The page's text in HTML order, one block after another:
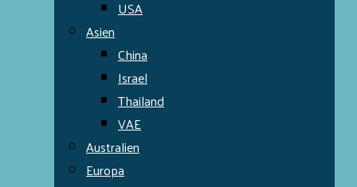
USA
Asien
China
Israel
Thailand
VAE
Australien
Europa